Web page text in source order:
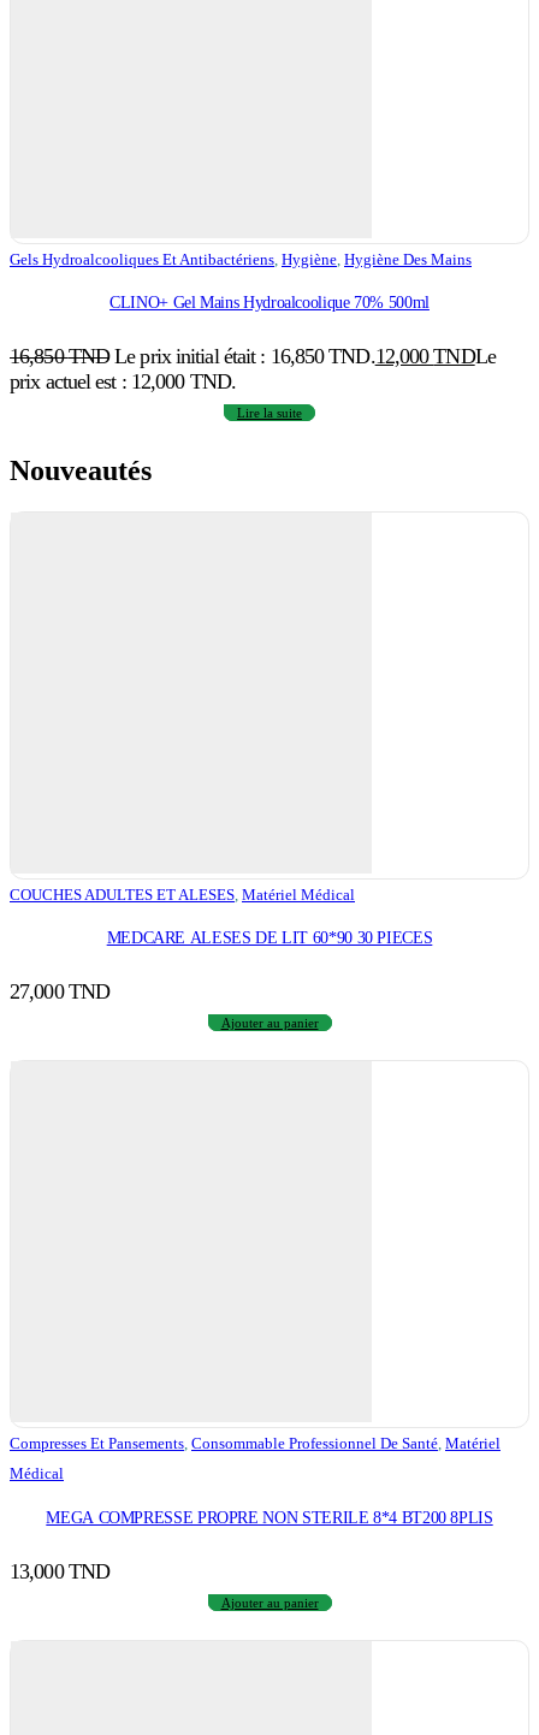
Gels Hydroalcooliques Et Antibactériens Hygiène Hygiène Des Mains
CLINO+ Gel Mains Hydroalcoolique 70% 500ml
16,850TND Le prix initial était : 16,850 TND.12,000TNDLe
prix actuel est : 12,000 TND.
Lire la suite
Nouveautés
COUCHES ADULTES ET ALESES Matériel Médical
MEDCARE ALESES DE LIT 60*90 30 PIECES
27,000TND
Ajouter au panier
Compresses Et Pansements, Consommable Professionnel De Santé, Matériel
Médical
MEGA COMPRESSE PROPRE NON STERILE 8*4 BT200 8PLIS
13,000TND
Ajouter au panier